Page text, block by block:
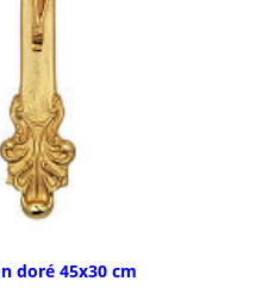
doré 45x30 cm